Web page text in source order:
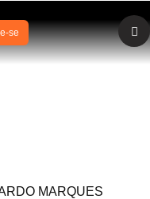
se
Estado de Goiás
MARQUES